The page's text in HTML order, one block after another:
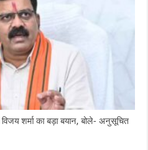
शर्मा का बड़ा बयान, बोले- अनुसूचित